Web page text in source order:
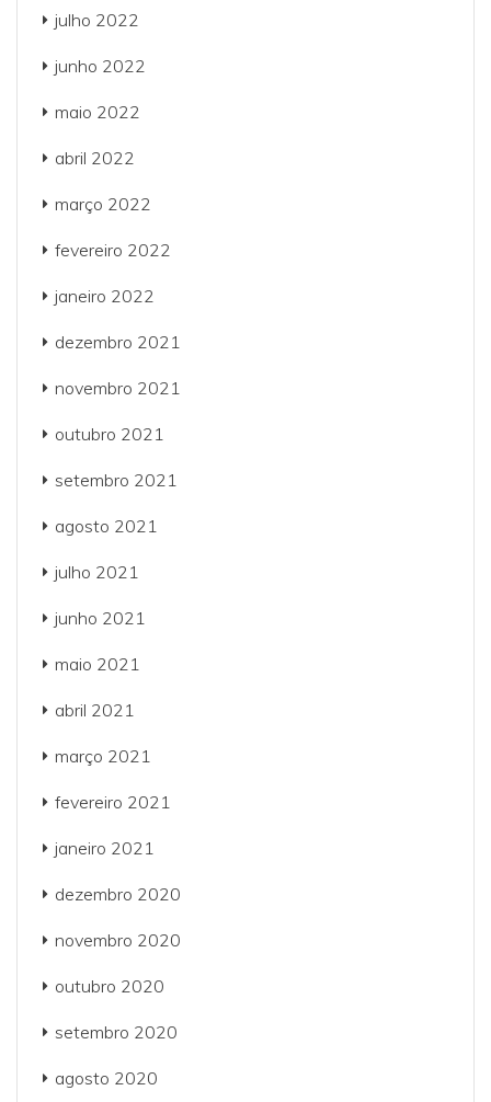
julho 2022
junho 2022
maio 2022
abril 2022
março 2022
fevereiro 2022
janeiro 2022
dezembro 2021
novembro 2021
outubro 2021
setembro 2021
agosto 2021
julho 2021
junho 2021
maio 2021
abril 2021
março 2021
fevereiro 2021
janeiro 2021
dezembro 2020
novembro 2020
outubro 2020
setembro 2020
agosto 2020